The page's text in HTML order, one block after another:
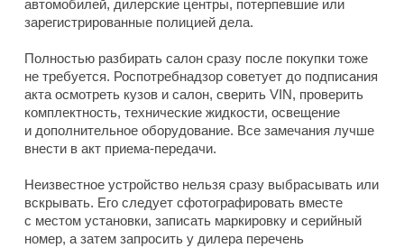
автомобилей, дилерские центры, потерпевшие или
зарегистрированные полицией дела.
Полностью разбирать салон сразу после покупки тоже
не требуется. Роспотребнадзор советует до подписания
акта осмотреть кузов и салон, сверить VIN, проверить
комплектность, технические жидкости, освещение
и дополнительное оборудование. Все замечания лучше
внести в акт приема-передачи.
Неизвестное устройство нельзя сразу выбрасывать или
вскрывать. Его следует сфотографировать вместе
с местом установки, записать маркировку и серийный
номер, а затем запросить у дилера перечень